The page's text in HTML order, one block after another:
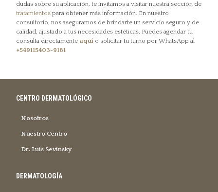
dudas sobre su aplicación, te invitamos a visitar nuestra sección de
tratamientos para obtener más información. En nuestro
consultorio, nos aseguramos de brindarte un servicio seguro y de
calidad, ajustado a tus necesidades estéticas. Puedes agendar tu
consulta directamente aquí o solicitar tu turno por WhatsApp al
+549115403-9181
CENTRO DERMATOLÓGICO
Nosotros
Nuestro Centro
Dr. Luis Sevinsky
DERMATOLOGÍA